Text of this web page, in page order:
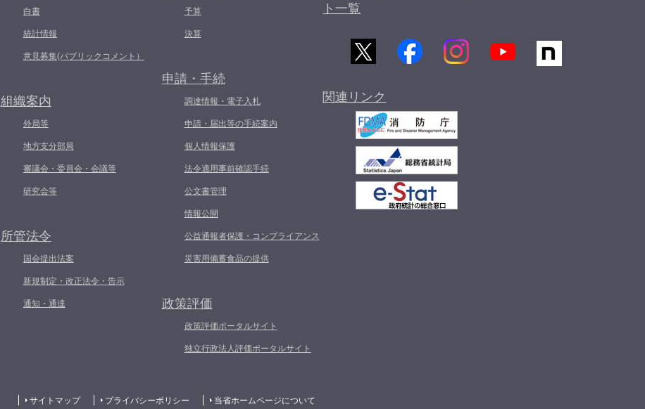
白書
統計情報
意見募集(パブリックコメント）
組織案内
外局等
地方支分部局
審議会・委員会・会議等
研究会等
所管法令
国会提出法案
新規制定・改正法令・告示
通知・通達
予算
決算
申請・手続
調達情報・電子入札
申請・届出等の手続案内
個人情報保護
法令適用事前確認手続
公文書管理
情報公開
公益通報者保護・コンプライアンス
災害用備蓄食品の提供
政策評価
政策評価ポータルサイト
独立行政法人評価ポータルサイト
ト一覧
関連リンク
サイトマップ プライバシーポリシー 当省ホームページについて